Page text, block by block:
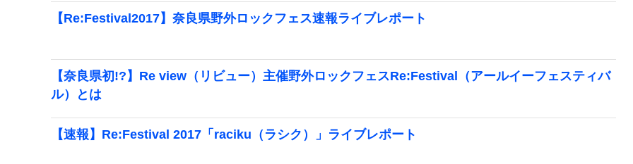
【Re:Festival2017】奈良県野外ロックフェス速報ライブレポート
【奈良県初!?】Re view（リビュー）主催野外ロックフェスRe:Festival（アールイーフェスティバ
ル）とは
【速報】Re:Festival 2017「raciku（ラシク）」ライブレポート